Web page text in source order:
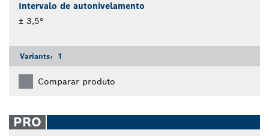
Intervalo de autonivelamento
± 3,5°
Variants: 1
Comparar produto
PRO